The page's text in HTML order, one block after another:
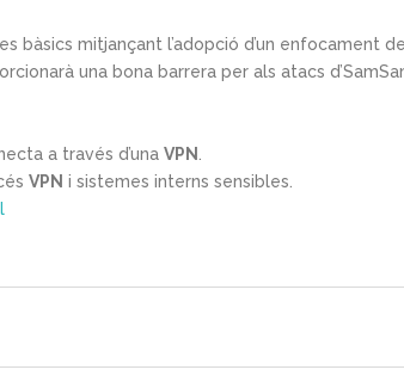
bàsics mitjançant l’adopció d’un enfocament
una bona barrera per als atacs
a través d’una VPN
VPN i sistemes interns sensibles.